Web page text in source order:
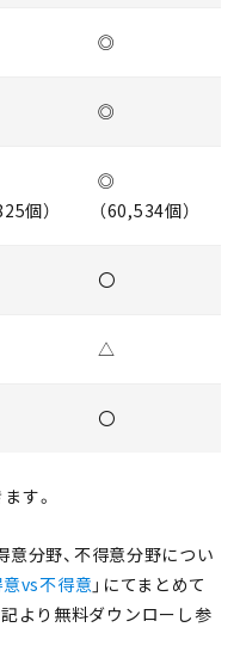
◎
◎
個）
◎
（60,534個）
〇
△
〇
す。
分野、不得意分野につい
vs不得意 」にてまとめて
より無料ダウンローし参